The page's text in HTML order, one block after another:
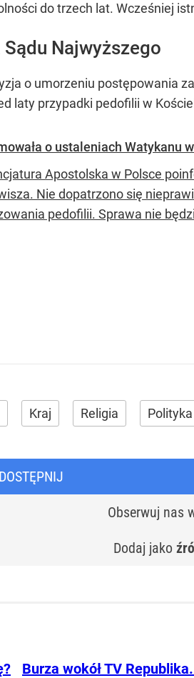
do trzech lat. Wcześniej
Sądu Najwyższego
o umorzeniu postępowania
laty przypadki pedofilii w
o ustaleniach Watykanu
Apostolska w Polsce
Nie dopatrzono się
pedofilii. Sprawa nie
Kraj Religia Polityka
Obserwuj nas
Dodaj jako
Burza wokół TV